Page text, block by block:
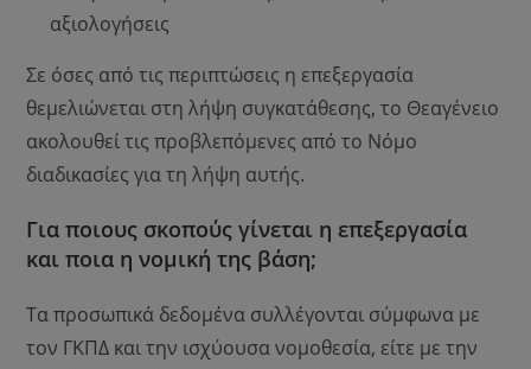
αξιολογήσεις
Σε όσες από τις περιπτώσεις η επεξεργασία
θεμελιώνεται στη λήψη συγκατάθεσης, το Θεαγένειο
ακολουθεί τις προβλεπόμενες από το Νόμο
διαδικασίες για τη λήψη αυτής.
Για ποιους σκοπούς γίνεται η επεξεργασία
και ποια η νομική της βάση;
Τα προσωπικά δεδομένα συλλέγονται σύμφωνα με
τον ΓΚΠΔ και την ισχύουσα νομοθεσία, είτε με την